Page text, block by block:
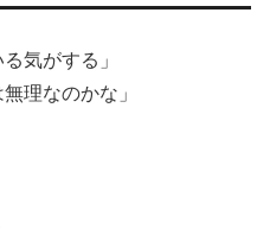
気がする」
理なのかな」